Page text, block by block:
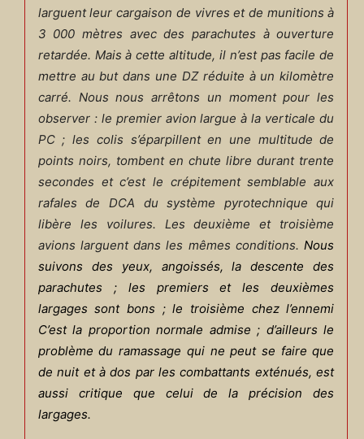
larguent leur cargaison de vivres et de munitions à
3 000 mètres avec des parachutes à ouverture
retardée. Mais à cette altitude, il n’est pas facile de
mettre au but dans une DZ réduite à un kilomètre
carré. Nous nous arrêtons un moment pour les
observer : le premier avion largue à la verticale du
PC ; les colis s’éparpillent en une multitude de
points noirs, tombent en chute libre durant trente
secondes et c’est le crépitement semblable aux
rafales de DCA du système pyrotechnique qui
libère les voilures. Les deuxième et troisième
avions larguent dans les mêmes conditions.Nous
suivons des yeux, angoissés, la descente des
parachutes ; les premiers et les deuxièmes
largages sont bons ; le troisième chez l’ennemi
C’est la proportion normale admise ; d’ailleurs le
problème du ramassage qui ne peut se faire que
de nuit et à dos par les combattants exténués, est
aussi critique que celui de la précision des
largages.